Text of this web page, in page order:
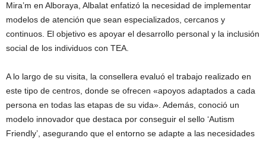
Mira’m en Alboraya, Albalat enfatizó la necesidad de implementar
modelos de atención que sean especializados, cercanos y
continuos. El objetivo es apoyar el desarrollo personal y la inclusión
social de los individuos con TEA.
A lo largo de su visita, la consellera evaluó el trabajo realizado en
este tipo de centros, donde se ofrecen «apoyos adaptados a cada
persona en todas las etapas de su vida». Además, conoció un
modelo innovador que destaca por conseguir el sello ‘Autism
Friendly’, asegurando que el entorno se adapte a las necesidades